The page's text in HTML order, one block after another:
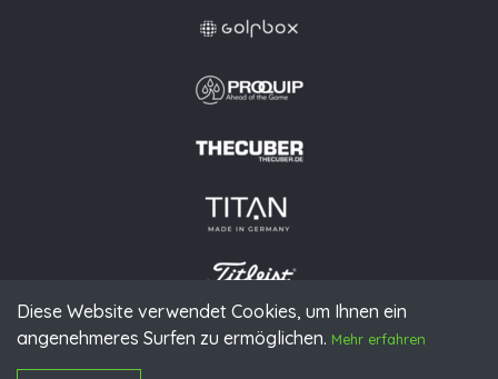
Diese Website verwendet Cookies, um Ihnen ein
angenehmeres Surfen zu ermöglichen. Mehr erfahren
© 2026 PGAoG